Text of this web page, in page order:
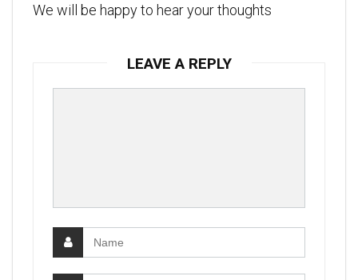
We will be happy to hear your thoughts
LEAVE A REPLY